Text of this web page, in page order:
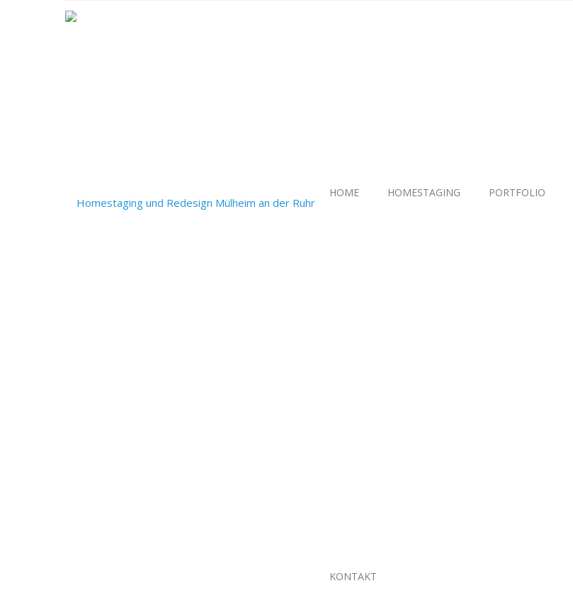
HOME HOMESTAGING PORTFOLIO
KONTAKT